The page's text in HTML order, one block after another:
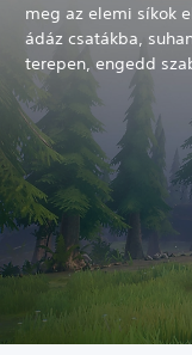
meg az elemi síkok
ádáz csatákba,
terepen, engedd